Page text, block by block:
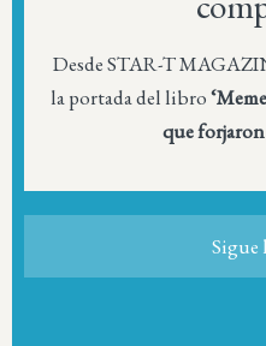
Desde STAR-T
la portada del libro
que
Sigue